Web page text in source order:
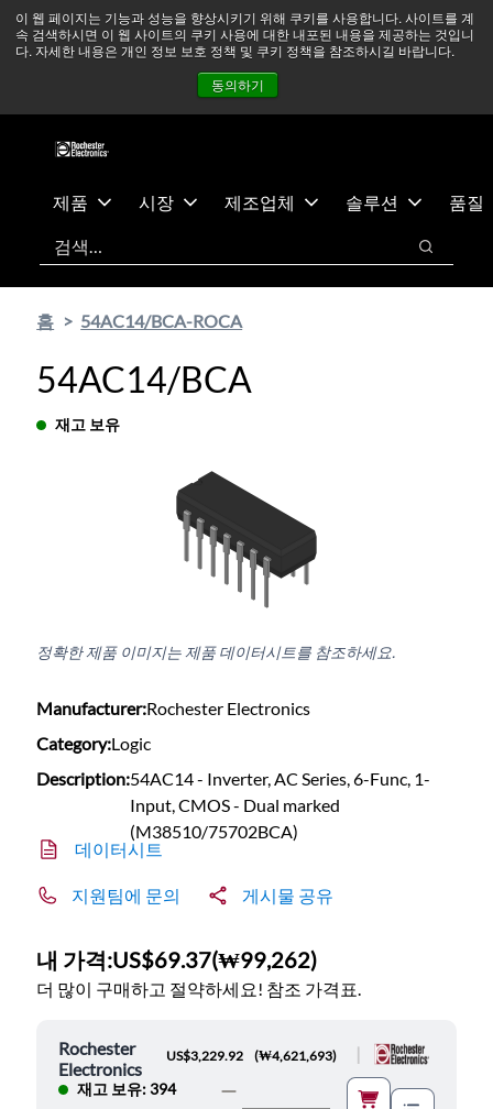
이 웹 페이지는 기능과 성능을 향상시키기 위해 쿠키를 사용합니다. 사이트를 계
속 검색하시면 이 웹 사이트의 쿠키 사용에 대한 내포된 내용을 제공하는 것입니
다. 자세한 내용은 개인 정보 보호 정책 및 쿠키 정책을 참조하시길 바랍니다.
동의하기
츠
건
중동 지역 상황을 지속적으로 주시하고 있으며, 모든 서비스는
정상적으로 운영되고 있습니다. 더 읽어보기 →
뉴스
문의하기
제품 시장 제조업체 솔루션
품질
검색
검색
홈 54AC14/BCA-ROCA
54AC14/BCA
재고 보유
정확한 제품 이미지는 제품 데이터시트를 참조하세요.
Manufacturer:Rochester Electronics
Category:Logic
Description:54AC14 - Inverter, AC Series, 6-Func, 1-
Input, CMOS - Dual marked
(M38510/75702BCA)
데이터시트
지원팀에 문의 게시물 공유
내 가격:US$69.37(₩99,262)
더 많이 구매하고 절약하세요! 참조 가격표.
Rochester
Electronics
재고 보유: 394
US$3,229.92 (₩4,621,693)